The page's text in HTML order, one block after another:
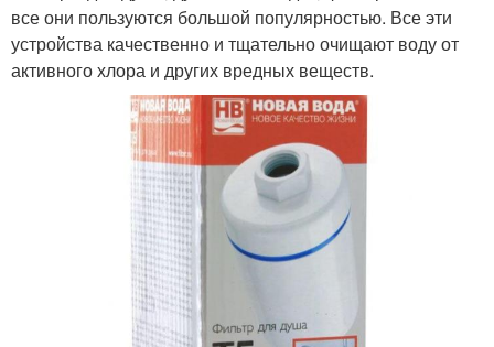
все они пользуются большой популярностью. Все эти
устройства качественно и тщательно очищают воду от
активного хлора и других вредных веществ.